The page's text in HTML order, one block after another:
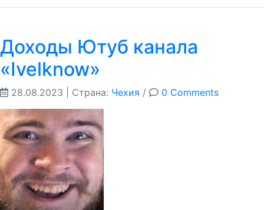
Доходы Ютуб канала
«Ivelknow»
28.08.2023 | Страна: Чехия / 0 Comments